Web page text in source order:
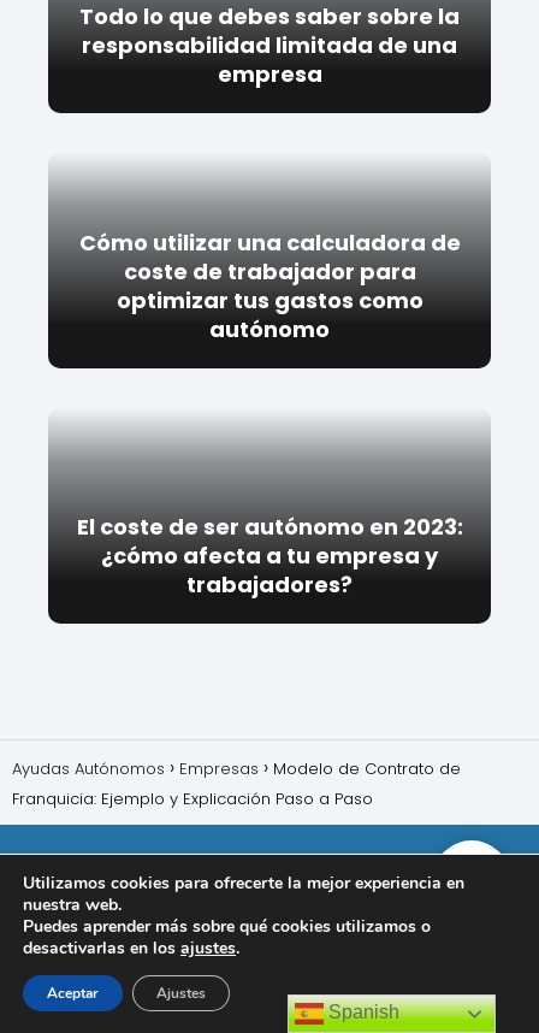
Todo lo que debes saber sobre la
responsabilidad limitada de una
empresa
Cómo utilizar una calculadora de
coste de trabajador para
optimizar tus gastos como
autónomo
El coste de ser autónomo en 2023:
¿cómo afecta a tu empresa y
trabajadores?
Ayudas Autónomos Empresas
Modelo de Contrato de
Franquicia: Ejemplo y Explicación Paso a Paso
Spanish
Utilizamos cookies para ofrecerte la mejor experiencia en
nuestra web.
Puedes aprender más sobre qué cookies utilizamos o
desactivarlas en los ajustes.
Aceptar Ajustes